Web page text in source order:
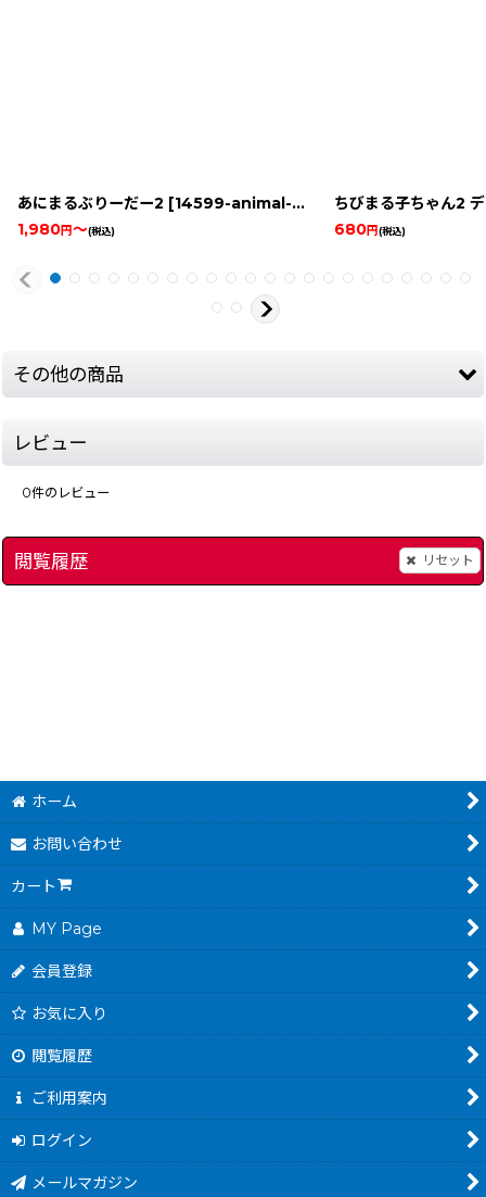
あにまるぶりーだー2 [14599-animal-bre-game-boybox ]
1,980円～(税込) 680円(税込)
その他の商品
レビュー
0件のレビュー
閲覧履歴 リセット
ホーム
お問い合わせ
カート
MY Page
会員登録
お気に入り
閲覧履歴
ご利用案内
ログイン
メールマガジン